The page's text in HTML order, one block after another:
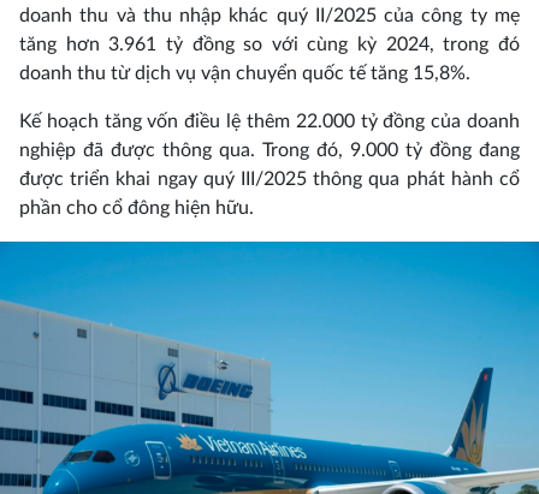
doanh thu và thu nhập khác quý II/2025 của công ty mẹ
tăng hơn 3.961 tỷ đồng so với cùng kỳ 2024, trong đó
doanh thu từ dịch vụ vận chuyển quốc tế tăng 15,8%.
Kế hoạch tăng vốn điều lệ thêm 22.000 tỷ đồng của doanh
nghiệp đã được thông qua. Trong đó, 9.000 tỷ đồng đang
được triển khai ngay quý III/2025 thông qua phát hành cổ
phần cho cổ đông hiện hữu.